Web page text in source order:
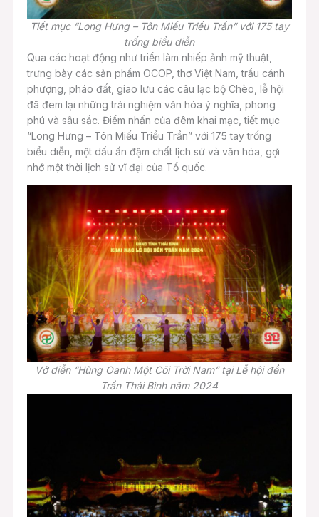
Tiết mục “Long Hưng – Tôn Miếu Triều Trần” với 175 tay
trống biểu diễn
Qua các hoạt động như triển lãm nhiếp ảnh mỹ thuật,
trưng bày các sản phẩm OCOP, thơ Việt Nam, trầu cánh
phượng, pháo đất, giao lưu các câu lạc bộ Chèo, lễ hội
đã đem lại những trải nghiệm văn hóa ý nghĩa, phong
phú và sâu sắc. Điểm nhấn của đêm khai mạc, tiết mục
“Long Hưng – Tôn Miếu Triều Trần” với 175 tay trống
biểu diễn, một dấu ấn đậm chất lịch sử và văn hóa, gợi
nhớ một thời lịch sử vĩ đại của Tổ quốc.
Vở diễn “Hùng Oanh Một Cõi Trời Nam” tại Lễ hội đền
Trần Thái Bình năm 2024